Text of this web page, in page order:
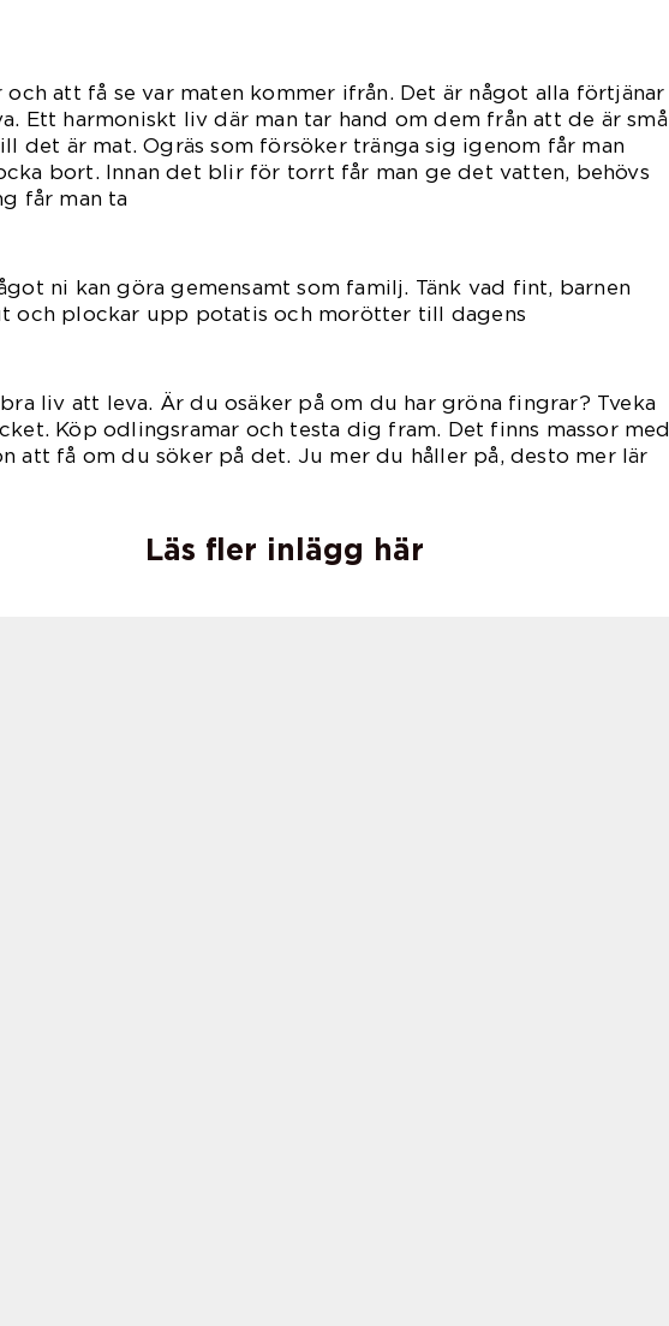
och att få se var maten kommer ifrån. Det är något alla förtjänar
Ett harmoniskt liv där man tar hand om dem från att de är små
det är mat. Ogräs som försöker tränga sig igenom får man
bort. Innan det blir för torrt får man ge det vatten, behövs
får man ta
ni kan göra gemensamt som familj. Tänk vad fint, barnen
och plockar upp potatis och morötter till dagens
liv att leva. Är du osäker på om du har gröna fingrar? Tveka
Köp odlingsramar och testa dig fram. Det finns massor med
att få om du söker på det. Ju mer du håller på, desto mer lär
dig.
Läs fler inlägg här